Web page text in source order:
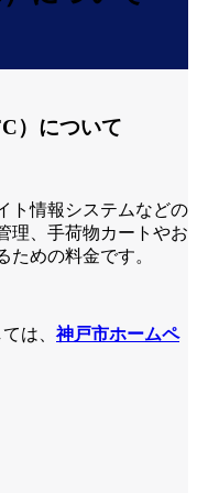
）について
ト情報システムなどの
理、手荷物カートやお
めの料金です。
は、神戸市ホームペ